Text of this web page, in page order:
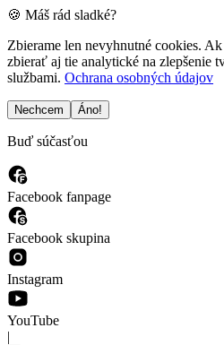
🍪 Máš rád sladké?
Zbierame len nevyhnutné cookies.
zbierať aj tie analytické na zlepšenie
službami. Ochrana osobných údajov
Nechcem Áno!
Buď súčasťou
Facebook fanpage
Facebook skupina
Instagram
YouTube
|